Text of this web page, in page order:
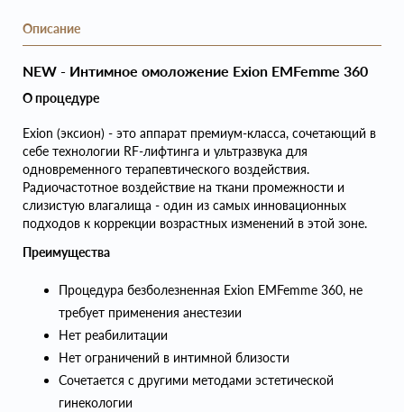
Описание
NEW - Интимное омоложение Exion EMFemme 360
О процедуре
Exion (эксион) - это аппарат премиум-класса, сочетающий в
себе технологии RF-лифтинга и ультразвука для
одновременного терапевтического воздействия.
Радиочастотное воздействие на ткани промежности и
слизистую влагалища - один из самых инновационных
подходов к коррекции возрастных изменений в этой зоне.
Преимущества
Процедура безболезненная Exion EMFemme 360, не
требует применения анестезии
Нет реабилитации
Нет ограничений в интимной близости
Сочетается с другими методами эстетической
гинекологии